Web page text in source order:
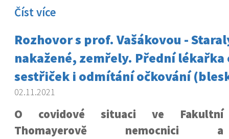
Číst více
Rozhovor s prof. Vašákovou -
nakažené, zemřely. Přední
sestřiček i odmítání očkování
02.11.2021
O covidové situaci ve Fakultní
Thomayerově nemocnici a